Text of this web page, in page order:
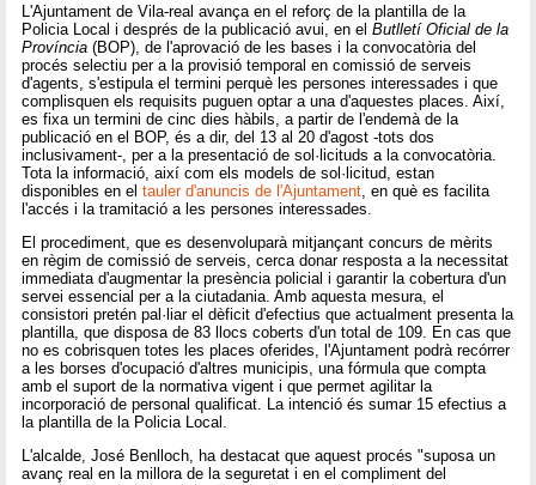
L'Ajuntament de Vila-real avança en el reforç de la plantilla de la
Policia Local i després de la publicació avui, en elButlletí Oficial de la
Província (BOP), de l'aprovació de les bases i la convocatòria del
procés selectiu per a la provisió temporal en comissió de serveis
d'agents, s'estipula el termini perquè les persones interessades i que
complisquen els requisits puguen optar a una d'aquestes places. Així,
es fixa un termini de cinc dies hàbils, a partir de l'endemà de la
publicació en el BOP, és a dir, del 13 al 20 d'agost -tots dos
inclusivament-, per a la presentació de sol·licituds a la convocatòria.
Tota la informació, així com els models de sol·licitud, estan
disponibles en eltauler d'anuncis de l'Ajuntament , en què es facilita
l'accés i la tramitació a les persones interessades.
El procediment, que es desenvoluparà mitjançant concurs de mèrits
en règim de comissió de serveis, cerca donar resposta a la necessitat
immediata d'augmentar la presència policial i garantir la cobertura d'un
servei essencial per a la ciutadania. Amb aquesta mesura, el
consistori pretén pal·liar el dèficit d'efectius que actualment presenta la
plantilla, que disposa de 83 llocs coberts d'un total de 109. En cas que
no es cobrisquen totes les places oferides, l'Ajuntament podrà recórrer
a les borses d'ocupació d'altres municipis, una fórmula que compta
amb el suport de la normativa vigent i que permet agilitar la
incorporació de personal qualificat. La intenció és sumar 15 efectius a
la plantilla de la Policia Local.
L'alcalde, José Benlloch, ha destacat que aquest procés "suposa un
avanç real en la millora de la seguretat i en el compliment del